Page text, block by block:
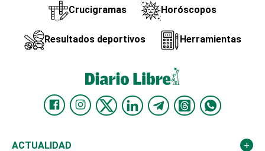
Crucigramas Horóscopos
Resultados deportivos Herramientas
ACTUALIDAD